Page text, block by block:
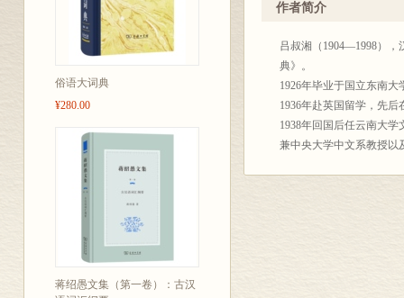
俗语大词典
¥280.00
蒋绍愚文集（第一卷）：古汉
作者简介
吕叔湘（1904—1998），
典》。
1926年毕业于国立东南
1936年赴英国留学，先
1938年回国后任云南大
兼中央大学中文系教授以